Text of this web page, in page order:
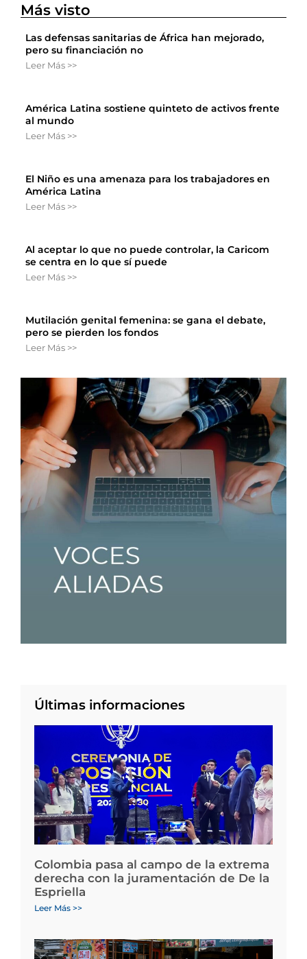
Más visto
Las defensas sanitarias de África han mejorado,
pero su financiación no
Leer Más >>
América Latina sostiene quinteto de activos frente
al mundo
Leer Más >>
El Niño es una amenaza para los trabajadores en
América Latina
Leer Más >>
Al aceptar lo que no puede controlar, la Caricom
se centra en lo que sí puede
Leer Más >>
Mutilación genital femenina: se gana el debate,
pero se pierden los fondos
Leer Más >>
Últimas informaciones
Colombia pasa al campo de la extrema
derecha con la juramentación de De la
Espriella
Leer Más >>